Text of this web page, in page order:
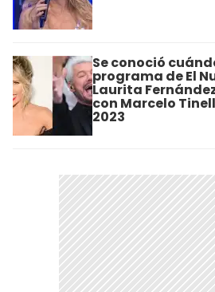
Se conoció
programa de El
Laurita
con Marcelo
2023